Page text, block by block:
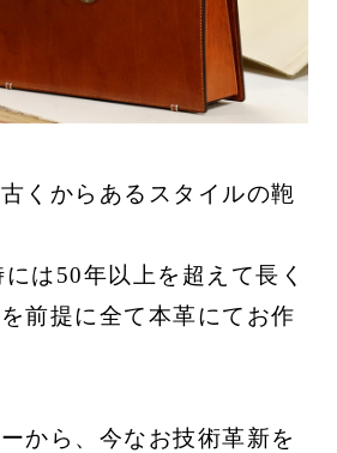
くからあるスタイルの鞄
は50年以上を超えて長く
前提に全て本革にてお作
から、今なお技術革新を